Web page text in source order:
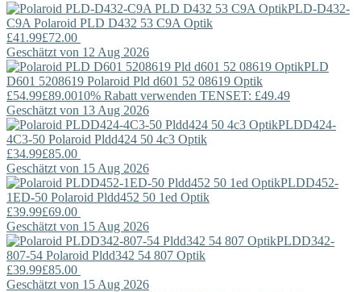
PLD-D432-
C9A Polaroid PLD D432 53 C9A Optik
£41.99£72.00
Geschätzt von 12 Aug 2026
PLD
D601 5208619 Polaroid Pld d601 52 08619 Optik
£54.99£89.0010% Rabatt verwenden TENSET: £49.49
Geschätzt von 13 Aug 2026
PLDD424-
4C3-50 Polaroid Pldd424 50 4c3 Optik
£34.99£85.00
Geschätzt von 15 Aug 2026
PLDD452-
1ED-50 Polaroid Pldd452 50 1ed Optik
£39.99£69.00
Geschätzt von 15 Aug 2026
PLDD342-
807-54 Polaroid Pldd342 54 807 Optik
£39.99£85.00
Geschätzt von 15 Aug 2026